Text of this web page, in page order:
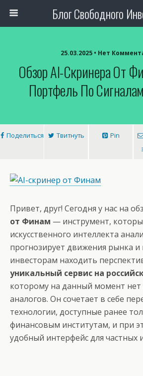
Блог Свободного
25.03.2025 • Нет
Обзор AI-Скринера От
Портфель По
Поделиться Твитнуть Pin
Привет, друг! Сегодня у нас на
от Финам — инструмент,
искусственного интеллекта
прогнозирует движения рынка и
инвесторам находить
уникальный сервис на
которому на данный момент нет
аналогов. Он сочетает в себе
технологии, доступные ранее
финансовым институтам, и при
удобный интерфейс для частных